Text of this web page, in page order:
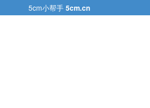
5cm小帮手 5cm.cn